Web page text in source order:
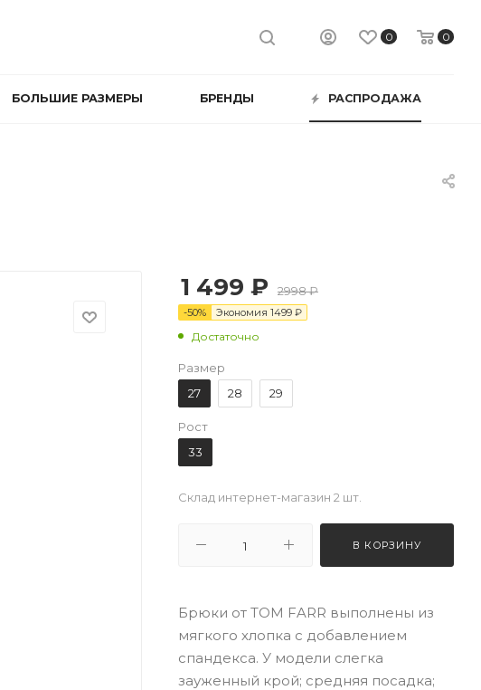
0 0
БОЛЬШИЕ РАЗМЕРЫ БРЕНДЫ РАСПРОДАЖА
1 499 ₽ 2998 ₽
-50% Экономия 1499 ₽
Достаточно
Размер
27
28 29
Рост
33
Склад интернет-магазин 2 шт.
В КОРЗИНУ
Брюки от TOM FARR выполнены из
мягкого хлопка с добавлением
спандекса. У модели слегка
зауженный крой; средняя посадка;